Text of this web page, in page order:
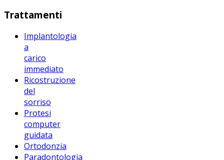
Trattamenti
Implantologia
a
carico
immediato
Ricostruzione
del
sorriso
Protesi
computer
guidata
Ortodonzia
Paradontologia